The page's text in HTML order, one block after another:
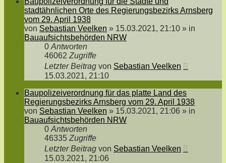
stadtähnlichen Orte des Regierungsbezirks Arnsberg
vom 29. April 1938
von Sebastian Veelken » 15.03.2021, 21:10 » in
Bauaufsichtsbehörden NRW
0 Antworten
46062 Zugriffe
Letzter Beitrag von Sebastian Veelken
15.03.2021, 21:10
Baupolizeiverordnung für das platte Land des
Regierungsbezirks Arnsberg vom 29. April 1938
von Sebastian Veelken » 15.03.2021, 21:06 » in
Bauaufsichtsbehörden NRW
0 Antworten
46335 Zugriffe
Letzter Beitrag von Sebastian Veelken
15.03.2021, 21:06